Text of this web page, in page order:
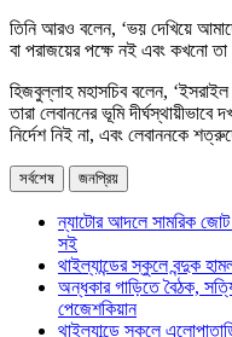
তিনি আরও বলেন, ‘ভয় দেখিয়ে
বা পরাজয়ের পক্ষে নই এবং কখনো তা
হিজবুল্লাহ মহাসচিব বলেন,
তারা লেবাননের ভূমি
নির্দেশ নিই না, এবং লেবাননকে
সর্বশেষ জনপ্রিয়
ন্যাটোর আদলে সামরিক
সই
থাইল্যান্ডের স্কুলে বন্দুক
অন্ধকার গাড়িতে বৈঠক,
পেজেশকিয়ান
থাইল্যান্ডে স্কুলে